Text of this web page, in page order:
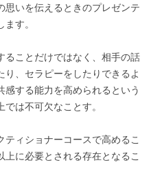
いを伝えるときのプレゼンテ
す。
ることだけではなく、相手の話
、セラピーをしたりできるよ
する能力を高められるという
は不可欠なことす。
ィショナーコースで高めるこ
に必要とされる存在となるこ